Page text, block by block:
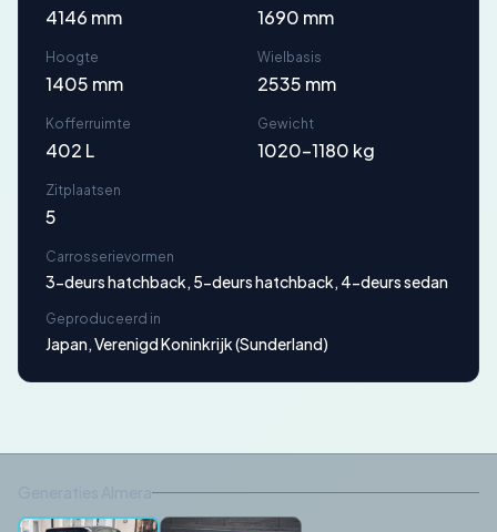
4146 mm 1690 mm
Hoogte
1405 mm
Wielbasis
2535 mm
Kofferruimte
402 L
Gewicht
1020-1180 kg
Zitplaatsen
5
Carrosserievormen
3-deurs hatchback, 5-deurs hatchback, 4-deurs sedan
Geproduceerd in
Japan, Verenigd Koninkrijk (Sunderland)